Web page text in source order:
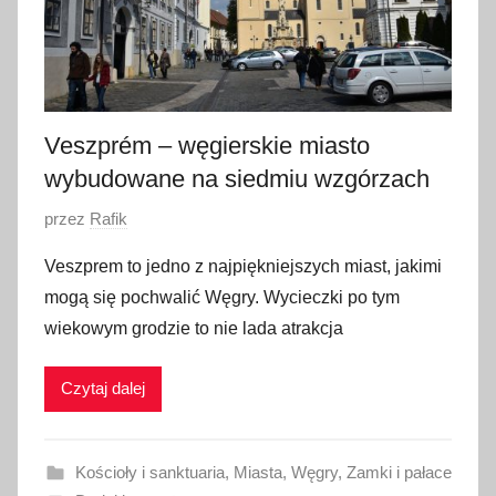
Veszprém – węgierskie miasto
wybudowane na siedmiu wzgórzach
O
u
b
l
i
a
przez Rafik
Veszprem to jedno z najpiękniejszych miast, jakimi
mogą się pochwalić Węgry. Wycieczki po tym
wiekowym grodzie to nie lada atrakcja
Czytaj dalej
Kościoły i sanktuaria, Miasta, Węgry, Zamki i pałace